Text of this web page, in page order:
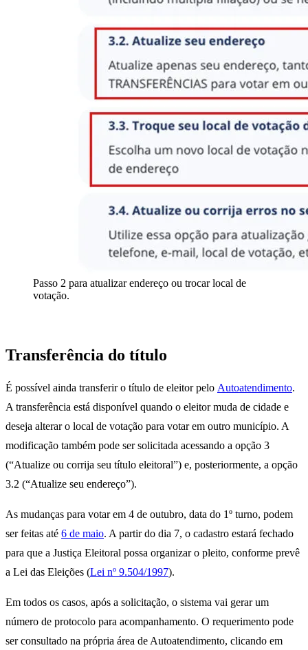
Passo 2 para atualizar endereço ou trocar local de
votação.
Transferência do título
É possível ainda transferir o título de eleitor pelo Autoatendimento.
A transferência está disponível quando o eleitor muda de cidade e
deseja alterar o local de votação para votar em outro município. A
modificação também pode ser solicitada acessando a opção 3
(“Atualize ou corrija seu título eleitoral”) e, posteriormente, a opção
3.2 (“Atualize seu endereço”).
As mudanças para votar em 4 de outubro, data do 1º turno, podem
ser feitas até 6 de maio. A partir do dia 7, o cadastro estará fechado
para que a Justiça Eleitoral possa organizar o pleito, conforme prevê
a Lei das Eleições (Lei nº 9.504/1997).
Em todos os casos, após a solicitação, o sistema vai gerar um
número de protocolo para acompanhamento. O requerimento pode
ser consultado na própria área de Autoatendimento, clicando em